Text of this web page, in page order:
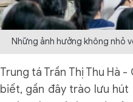
Những ảnh hưởng không nhỏ
Trung tá Trần Thị Thu Hà
biết, gần đây trào lưu